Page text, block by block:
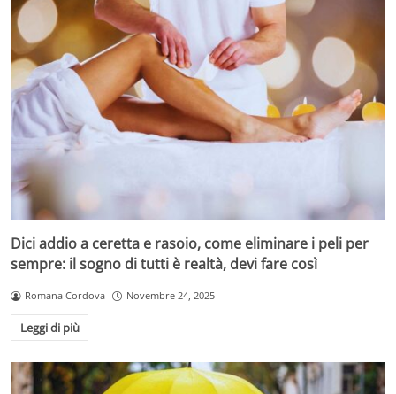
da via al Campionato.
Dici addio a ceretta e rasoio, come eliminare i peli per
sempre: il sogno di tutti è realtà, devi fare così
Romana Cordova Novembre 24, 2025
Leggi di più